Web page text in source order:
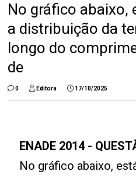
No gráfico abaixo,
a distribuição da
longo do
de
0 Editora 17/10/2025
ENADE 2014 -
No gráfico abaixo,